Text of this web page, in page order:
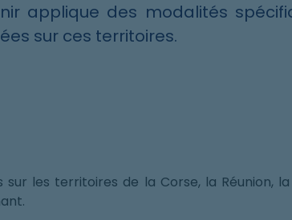
applique des modalités
sur ces territoires.
les territoires de la Corse, la Réunion,